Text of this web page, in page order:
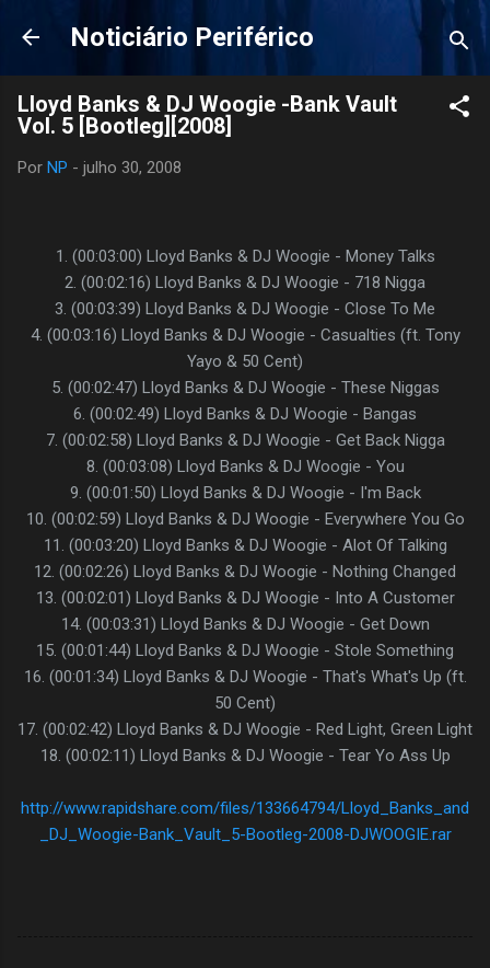
Pular para o conteúdo principal
Noticiário Periférico
Lloyd Banks & DJ Woogie -Bank Vault
Vol. 5 [Bootleg][2008]
Por NP - julho 30, 2008
1. (00:03:00) Lloyd Banks & DJ Woogie - Money Talks
2. (00:02:16) Lloyd Banks & DJ Woogie - 718 Nigga
3. (00:03:39) Lloyd Banks & DJ Woogie - Close To Me
4. (00:03:16) Lloyd Banks & DJ Woogie - Casualties (ft. Tony
Yayo & 50 Cent)
5. (00:02:47) Lloyd Banks & DJ Woogie - These Niggas
6. (00:02:49) Lloyd Banks & DJ Woogie - Bangas
7. (00:02:58) Lloyd Banks & DJ Woogie - Get Back Nigga
8. (00:03:08) Lloyd Banks & DJ Woogie - You
9. (00:01:50) Lloyd Banks & DJ Woogie - I'm Back
10. (00:02:59) Lloyd Banks & DJ Woogie - Everywhere You Go
11. (00:03:20) Lloyd Banks & DJ Woogie - Alot Of Talking
12. (00:02:26) Lloyd Banks & DJ Woogie - Nothing Changed
13. (00:02:01) Lloyd Banks & DJ Woogie - Into A Customer
14. (00:03:31) Lloyd Banks & DJ Woogie - Get Down
15. (00:01:44) Lloyd Banks & DJ Woogie - Stole Something
16. (00:01:34) Lloyd Banks & DJ Woogie - That's What's Up (ft.
50 Cent)
17. (00:02:42) Lloyd Banks & DJ Woogie - Red Light, Green Light
18. (00:02:11) Lloyd Banks & DJ Woogie - Tear Yo Ass Up
http://www.rapidshare.com/files/133664794/Lloyd_Banks_and
_DJ_Woogie-Bank_Vault_5-Bootleg-2008-DJWOOGIE.rar